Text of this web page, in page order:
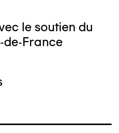
le soutien du
de-France